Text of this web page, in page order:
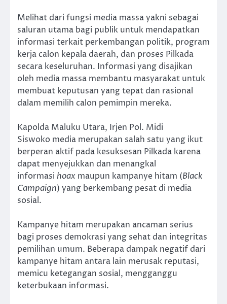
Melihat dari fungsi media massa yakni sebagai
saluran utama bagi publik untuk mendapatkan
informasi terkait perkembangan politik, program
kerja calon kepala daerah, dan proses Pilkada
secara keseluruhan. Informasi yang disajikan
oleh media massa membantu masyarakat untuk
membuat keputusan yang tepat dan rasional
dalam memilih calon pemimpin mereka.
Kapolda Maluku Utara, Irjen Pol. Midi
Siswoko media merupakan salah satu yang ikut
berperan aktif pada kesuksesan Pilkada karena
dapat menyejukkan dan menangkal
informasi hoax maupun kampanye hitam (Black
Campaign) yang berkembang pesat di media
sosial.
Kampanye hitam merupakan ancaman serius
bagi proses demokrasi yang sehat dan integritas
pemilihan umum. Beberapa dampak negatif dari
kampanye hitam antara lain merusak reputasi,
memicu ketegangan sosial, mengganggu
keterbukaan informasi.